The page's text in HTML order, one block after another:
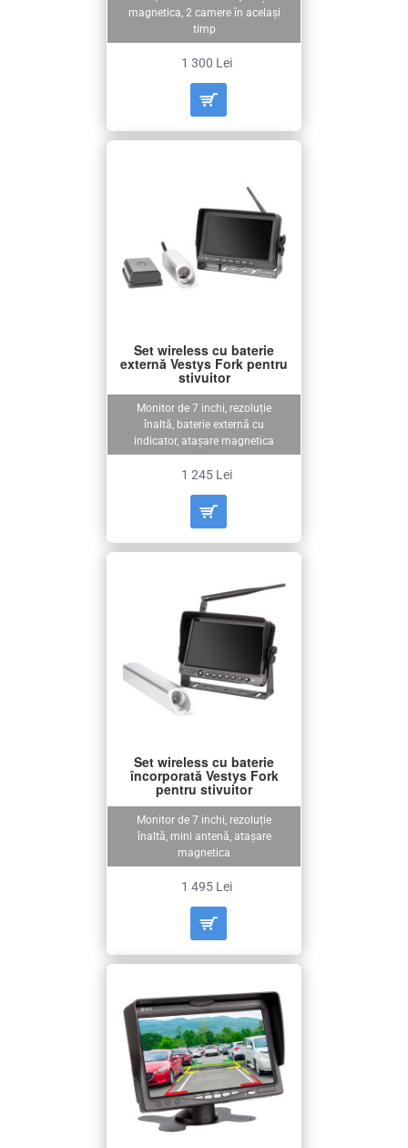
magnetica, 2 camere în același
timp
1 300 Lei
Monitor de 7 inchi, rezoluție
înaltă, baterie externă cu
indicator, atașare magnetica
Set wireless cu baterie
externă Vestys Fork pentru
stivuitor
1 245 Lei
Monitor de 7 inchi, rezoluție
înaltă, mini antenă, atașare
magnetica
Set wireless cu baterie
încorporată Vestys Fork
pentru stivuitor
1 495 Lei